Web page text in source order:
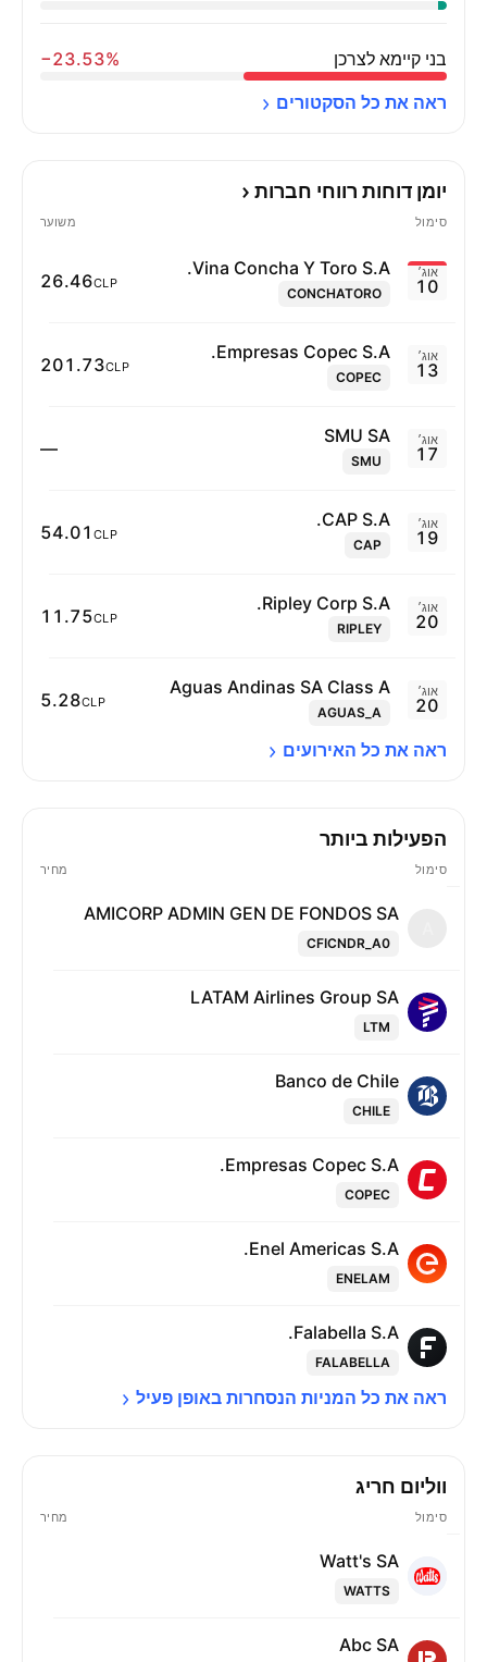
בני קיימא לצרכן
‪−23.53%‬
ראה את כל הסקטורים
יומן דוחות רווחי חברות
סימול משוער
אוג׳
10
Vina Concha Y Toro S.A.
CONCHATORO
‪26.46‬CLP
אוג׳
13
Empresas Copec S.A.
COPEC
‪201.73‬CLP
אוג׳
17
SMU SA
SMU
—
אוג׳
19
CAP S.A.
CAP
‪54.01‬ CLP
אוג׳
20
Ripley Corp S.A.
RIPLEY
‪11.75‬CLP
אוג׳
20
Aguas Andinas SA Class A
AGUAS_A
‪5.28‬CLP
ראה את כל האירועים
הפעילות ביותר
סימול מחיר
AMICORP ADMIN GEN DE FONDOS SA
CFICNDR_A0
LATAM Airlines Group SA
LTM
Banco de Chile
CHILE
Empresas Copec S.A.
COPEC
Enel Americas S.A.
ENELAM
Falabella S.A.
FALABELLA
ראה את כל המניות הנסחרות באופן פעיל
ווליום חריג
סימול מחיר
Watt's SA
WATTS
Abc SA